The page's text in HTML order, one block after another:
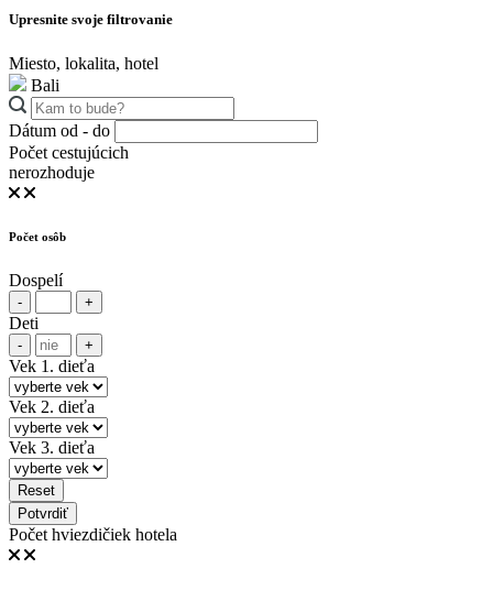
Upresnite svoje filtrovanie
Miesto, lokalita, hotel
Bali
Dátum od - do
Počet cestujúcich
nerozhoduje
Počet osôb
Dospelí
- +
Deti
- +
Vek 1. dieťa
Vek 2. dieťa
Vek 3. dieťa
Reset
Potvrdiť
Počet hviezdičiek hotela